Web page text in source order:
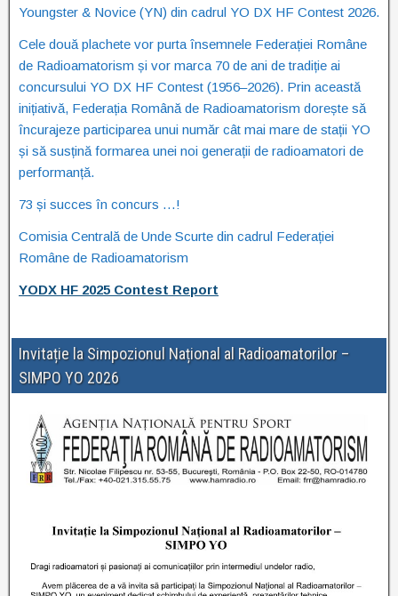
Youngster & Novice (YN) din cadrul YO DX HF Contest 2026.
Cele două plachete vor purta însemnele Federației Române
de Radioamatorism și vor marca 70 de ani de tradiție ai
concursului YO DX HF Contest (1956–2026). Prin această
inițiativă, Federația Română de Radioamatorism dorește să
încurajeze participarea unui număr cât mai mare de stații YO
și să susțină formarea unei noi generații de radioamatori de
performanță.
73 și succes în concurs …!
Comisia Centrală de Unde Scurte din cadrul Federației
Române de Radioamatorism
YODX HF 2025 Contest Report
Invitație la Simpozionul Național al Radioamatorilor –
SIMPO YO 2026